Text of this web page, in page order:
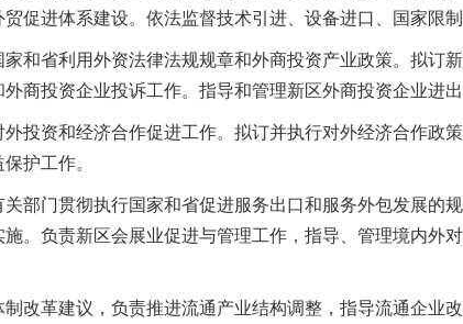
促进体系建设。依法监督技术引进、设备进口、国家限制
省利用外资法律法规规章和外商投资产业政策。拟订
商投资企业投诉工作。指导和管理新区外商投资企业进出
资和经济合作促进工作。拟订并执行对外经济合作政
护工作。
门贯彻执行国家和省促进服务出口和服务外包发展的
。负责新区会展业促进与管理工作，指导、管理境内外
革建议，负责推进流通产业结构调整，指导流通企业